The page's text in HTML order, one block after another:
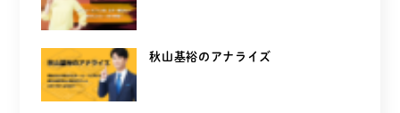
秋山基裕のアナライズ